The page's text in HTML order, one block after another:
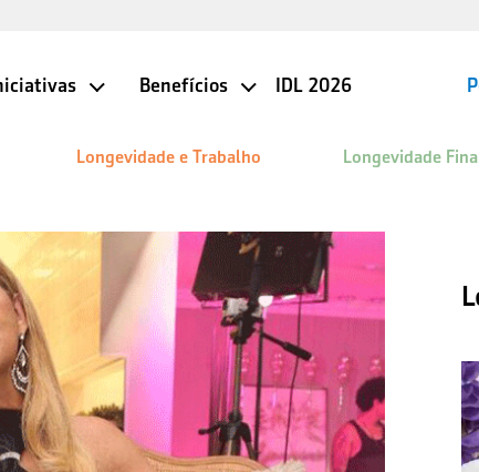
Benefícios IDL 2026
Longevidade e Trabalho Longevidade